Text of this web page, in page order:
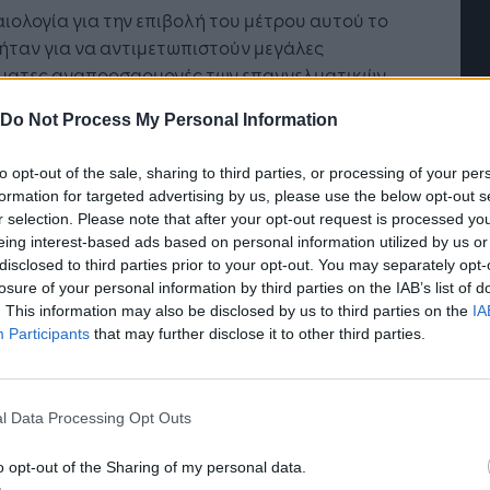
Do Not Process My Personal Information
opt-out of the sale, sharing to third parties, or processing of your
for targeted advertising by us, please use the below opt-out
selection. Please note that after your opt-out request is processed
interest-based ads based on personal information utilized by us
to third parties prior to your opt-out. You may separately
of your personal information by third parties on the IAB’s list of
This information may also be disclosed by us to third parties on the
Participants that may further disclose it to other third parties.
Data Processing Opt Outs
opt-out of the Sharing of my personal data.
για την επιβολή του μέτρου αυτού το
για να αντιμετωπιστούν μεγάλες
αναπροσαρμογές των επαγγελματικών
τιμαριθμικές αυξήσεις τους, λόγω της τότε
Τιμών Καταναλωτή που ανακοινώνεται από
όμως διατύπωση της διάταξης φαίνεται εκ
όψεως να συμπεριλαμβάνει και τις
αύξησης του μισθώματος σε ποσοστό ή
ποσό αύξησης εκφρασμένο σε ευρώ, με
δικαίως διαμαρτύρονται γιατί είχαν
τώρα «τιμωρούνται» για τη στάση τους
Νοημοσύνη: το νέο
σύστημα της
Οι προσλήψεις αλλάζουν: To
Jobfind.gr ως στρατηγικός
«σύμμαχος» για κάθε
επιχείρηση και εργαζόμενο